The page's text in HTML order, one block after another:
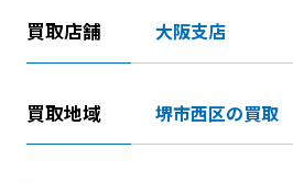
買取店舗 大阪支店
買取地域 堺市西区の買取